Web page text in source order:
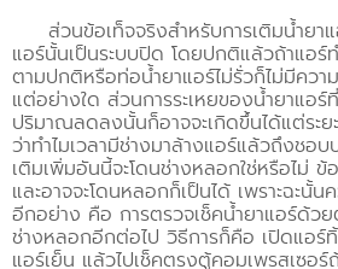
ส่วนข้อเท็จจริงสำหรับการเติมน้ำยาแ
แอร์นั้นเป็นระบบปิด โดยปกติแล้วถ้าแอร์ท
ตามปกติหรือท่อน้ำยาแอร์ไม่รั่วก็ไม่มีควา
แต่อย่างใด ส่วนการระเหยของน้ำยาแอร์
ปริมาณลดลงนั้นก็อาจจะเกิดขึ้นได้แต่ระย
ว่าทำไมเวลามีช่างมาล้างแอร์แล้วถึงชอ
เติมเพิ่มอันนี้จะโดนช่างหลอกใช่หรือไม่
และอาจจะโดนหลอกก็เป็นได้ เพราะฉะนั้
อีกอย่าง คือ การตรวจเช็คน้ำยาแอร์ด้วย
ช่างหลอกอีกต่อไป วิธีการก็คือ เปิดแอร์
แอร์เย็น แล้วไปเช็คตรงตู้คอมเพรสเซอ